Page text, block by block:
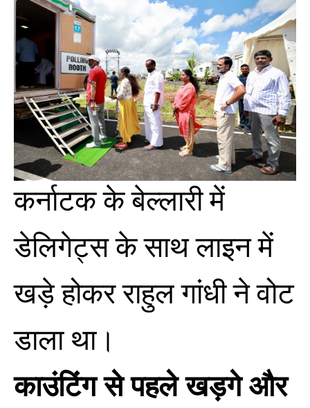
कर्नाटक के बेल्लारी में
डेलिगेट्स के साथ लाइन में
खड़े होकर राहुल गांधी ने वोट
डाला था।
काउंटिंग से पहले खड़गे और